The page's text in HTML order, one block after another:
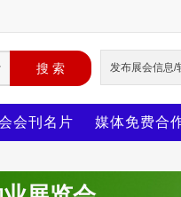
发布展会信息/
会刊名片 媒体免费合